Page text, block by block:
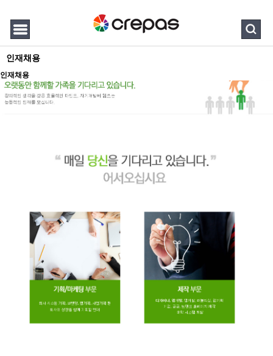
인재채용
인재채용